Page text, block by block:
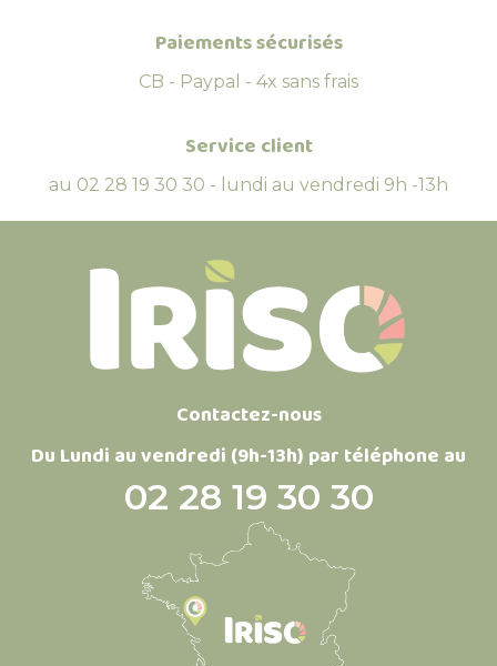
Paiements sécurisés
CB - Paypal - 4x sans frais
Service client
au 02 28 19 30 30 - lundi au vendredi 9h -13h
Contactez-nous
Du Lundi au vendredi (9h-13h) par téléphone au
02 28 19 30 30